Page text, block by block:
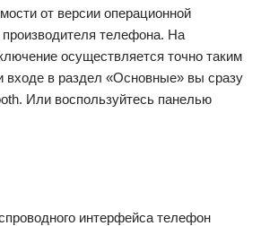
от версии операционной
телефона. На
осуществляется точно таким
входе в раздел «Основные» вы сразу
Или воспользуйтесь панелью
интерфейса телефон